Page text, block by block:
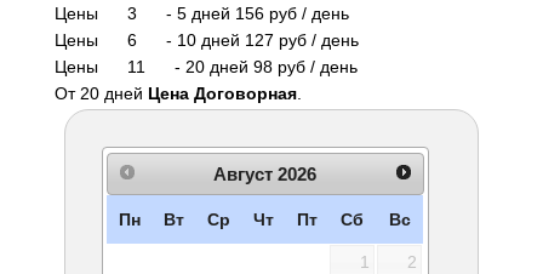
Цены
3 - 5 дней 156 руб / день
Цены
6 - 10 дней 127 руб / день
Цены
11 - 20 дней 98 руб / день
От 20 дней Цена Договорная.
Август 2026
Пн Вт Ср Чт Пт Сб Вс
1
2